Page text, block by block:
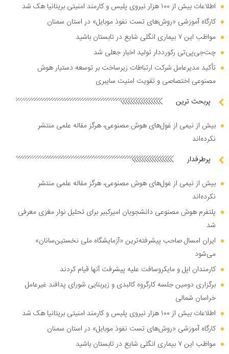
اطلاعات بیش از ۱۰۰ هزار نیروی پلیس و کارمند امنیتی بریتانیا هک شد
کارگاه آموزشی «روش‌های تست نفوذ موبایل» در استان سمنان
مواظب این ۷ بیماری انگلی شایع در تابستان باشید
چت‌جی‌پی‌تی رکورددار تولید اخبار جعلی شد
تأکید مدیرعامل شرکت ارتباطات زیرساخت بر توسعه دستیار هوش
مصنوعی اختصاصی و تقویت امنیت سایبری
پربحث ترین
بیش از نیمی از غول‌های هوش مصنوعی، هرگز مقاله علمی منتشر
نکرده‌اند
پرطرفدار
بیش از نیمی از غول‌های هوش مصنوعی، هرگز مقاله علمی منتشر
نکرده‌اند
پلتفرم هوش مصنوعی دانشجویان امیرکبیر برای تحلیل نوار مغزی معرفی
شد
ایران امسال صاحب پیشرفته‌ترین «آزمایشگاه ملی نخستین‌سانان»
می‌شود
کارمندان اپل و مایکروسافت علیه پیشرفت آنها قیام کردند
برگزاری دومین جلسه کارگروه کالبدی و زیربنایی شورای پدافند غیرعامل
خراسان شمالی
اطلاعات بیش از ۱۰۰ هزار نیروی پلیس و کارمند امنیتی بریتانیا هک شد
کارگاه آموزشی «روش‌های تست نفوذ موبایل» در استان سمنان
مواظب این ۷ بیماری انگلی شایع در تابستان باشید